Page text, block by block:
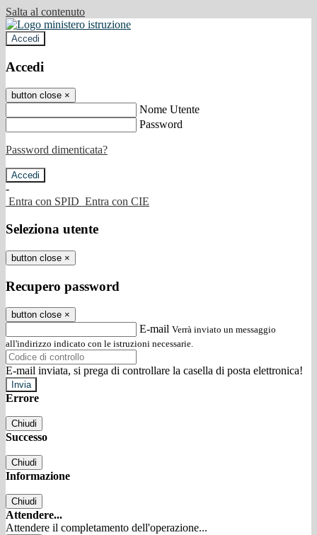
Salta al contenuto
Accedi
Accedi
button close ×
Nome Utente
Password
Password dimenticata?
-
Entra con SPID Entra con CIE
Seleziona utente
button close ×
Recupero password
button close ×
E-mail Verrà inviato un messaggio
all'indirizzo indicato con le istruzioni necessarie.
E-mail inviata, si prega di controllare la casella di posta elettronica!
Errore
Chiudi
Successo
Chiudi
Informazione
Chiudi
Attendere...
Attendere il completamento dell'operazione...